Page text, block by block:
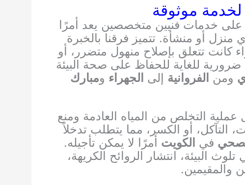
موثوقة
على خدمات فنيين متخصصين يعد أمرًا
منزل أو منشأة. تتميز فرقنا بالخبرة
كانت تتعلق بإصلاح منهول متضرر، أو
ضرورية للغاية للحفاظ على صحة البيئة
ومن الفروانية إلى الجهراء ومبارك
التخلص من المياه العادمة ومنع
التآكل، أو الكسر، مما يتطلب تدخلاً
في الكويت أمرًا لا يمكن تأجيله.
البيئة، انتشار الروائح الكريهة،
والمقيمين.